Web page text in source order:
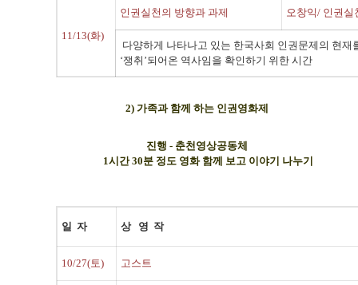
11/13(화)
인권실천의 방향과 과제 오창익/ 인권
다양하게 나타나고 있는 한국사회 인권문제의 현재
‘쟁취’되어온 역사임을 확인하기 위한 시간
2) 가족과 함께 하는 인권영화제
진행 - 춘천영상공동체
1시간 30분 정도 영화 함께 보고 이야기 나누기
일 자 상 영 작
10/27(토) 고스트